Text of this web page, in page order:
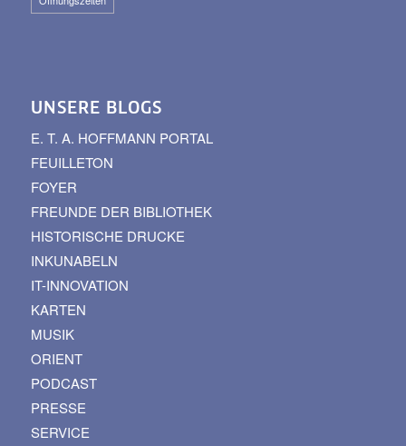
UNSERE BLOGS
E. T. A. HOFFMANN PORTAL
FEUILLETON
FOYER
FREUNDE DER BIBLIOTHEK
HISTORISCHE DRUCKE
INKUNABELN
IT-INNOVATION
KARTEN
MUSIK
ORIENT
PODCAST
PRESSE
SERVICE